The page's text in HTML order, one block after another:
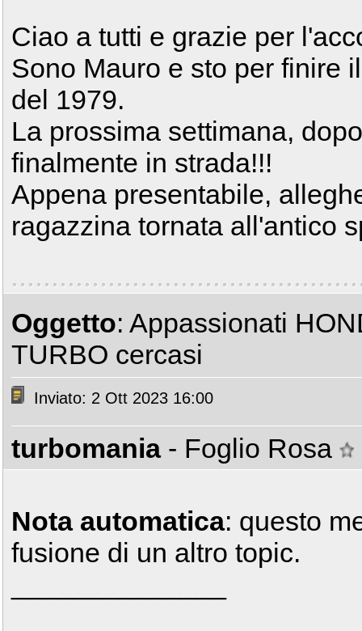
Ciao a tutti e grazie per
Sono Mauro e sto per finire
del 1979.
La prossima settimana,
finalmente in strada!!!
Appena presentabile,
ragazzina tornata all'antico
Oggetto: Appassionati
TURBO cercasi
Inviato: 2 Ott 2023 16:00
turbomania - Foglio Rosa
Nota automatica: questo
fusione di un altro topic.